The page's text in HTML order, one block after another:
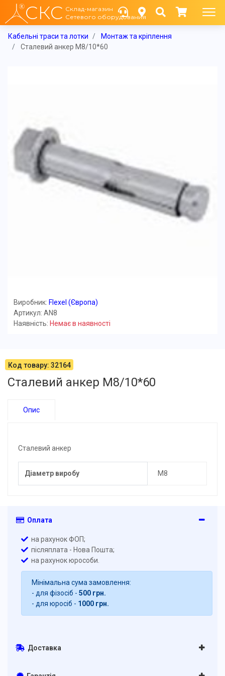
СКС Склад-магазин
Сетевого оборудования
Кабельні траси та лотки
Монтаж та кріплення
Сталевий анкер М8/10*60
Виробник: Flexel (Європа)
Артикул: AN8
Наявність: Немає в наявності
Код товару: 32164
Сталевий анкер М8/10*60
Опис
Сталевий анкер
Діаметр виробу M8
Оплата
на рахунок ФОП;
післяплата - Нова Пошта;
на рахунок юрособи.
Мінімальна сума замовлення:
- для фізосіб - 500 грн.
- для юросіб - 1000 грн.
Доставка